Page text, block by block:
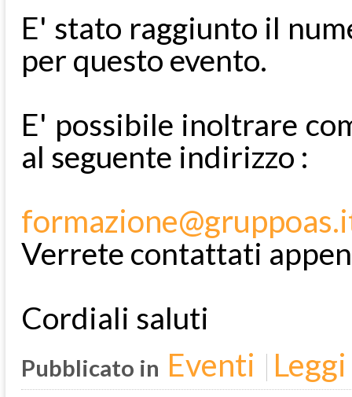
E' stato raggiunto il
per questo evento.
E' possibile inoltrare
al seguente indirizzo :
Verrete contattati
Cordiali saluti
Pubblicato in Eventi